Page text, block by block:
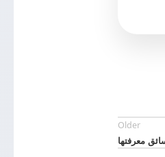
Older
معرفتها